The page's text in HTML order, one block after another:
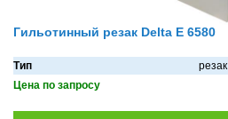
Гильотинный резак Delta E 6580
Тип
резак
Цена по запросу